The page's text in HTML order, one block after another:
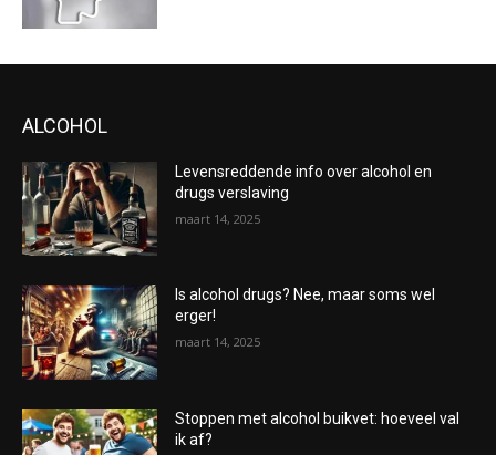
ALCOHOL
Levensreddende info over alcohol en
drugs verslaving
maart 14, 2025
Is alcohol drugs? Nee, maar soms wel
erger!
maart 14, 2025
Stoppen met alcohol buikvet: hoeveel val
ik af?